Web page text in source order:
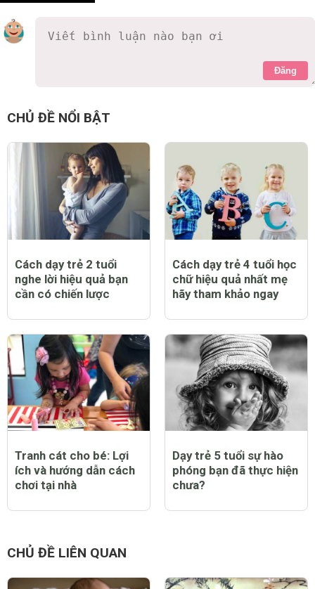
Đăng
Rùa ba 9 năm
Người Việt mình có thói quen ăn rất mặn và ngọt, tai
hại vô cùng, phải thay đổi khẩu vị cho bọn trẻ thoi
0 Thích Trả lời Báo cáo vi phạm
Ngọc Lan 9 năm
Để thay đổi một thói quen chắc là không đơn
giản Rùa ba nhỉ. Nhưng vì con em chúng ta,
phải thay đổi thôi :)
Hồng Nguyên 9 năm
Các mẹ có con nhỏ nên đọc bài này nè.
0 Thích Trả lời Báo cáo vi phạm
Ngọc Lan
CHỦ ĐỀ NỔI BẬT